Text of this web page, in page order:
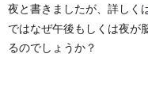
夜と書きましたが、詳しく
ではなぜ午後もしくは夜が
るのでしょうか？